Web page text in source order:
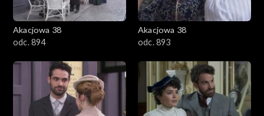
Akacjowa 38
odc. 894
Akacjowa 38
odc. 893